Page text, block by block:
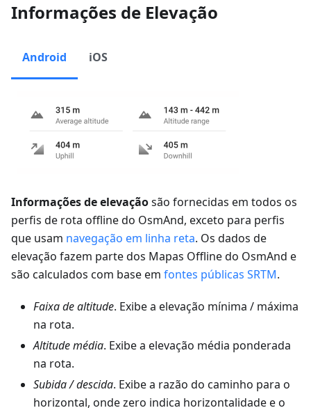
Informações de Elevação
Android iOS
Informações de elevaçãosão fornecidas em todos os
perfis de rota offline do OsmAnd, exceto para perfis
que usam navegação em linha reta. Os dados de
elevação fazem parte dos Mapas Offline do OsmAnd e
são calculados com base em fontes públicas SRTM.
Faixa de altitude. Exibe a elevação mínima / máxima
na rota.
Altitude média. Exibe a elevação média ponderada
na rota.
Subida / descida. Exibe a razão do caminho para o
horizontal, onde zero indica horizontalidade e o